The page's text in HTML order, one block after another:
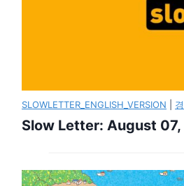
SLOWLETTER_ENGLISH_VERSION
Slow Letter: August